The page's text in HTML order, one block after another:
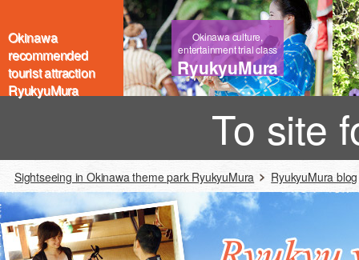
Okinawa
recommended
tourist attraction
RyukyuMura
Okinawa culture,
entertainment trial class
RyukyuMura
To site
Sightseeing in Okinawa theme park RyukyuMura RyukyuMura blog